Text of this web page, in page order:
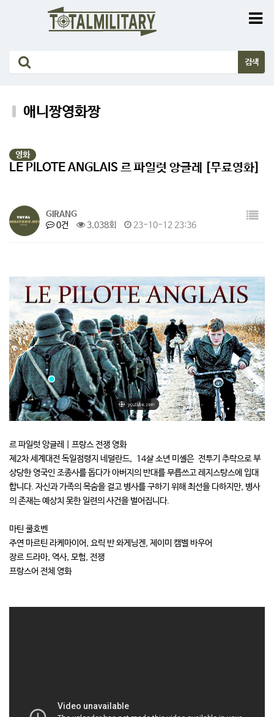
애니짱영화짱
영화
LE PILOTE ANGLAIS 르 파일럿 앙글레 [무료영화]
GIRANG
0건
3,038회 23-10-12 23:36
르 파일럿 앙글레 | 프랑스 전쟁 영화
제2차 세계대전 독일점령지 네덜란드, 14살 소년 미셸은 전투기 추락으로 부
상당한 영국인 조종사를 돕다가 아버지의 반대를 무릅쓰고 레지스탕스에 입대
합니다. 자신과 가족의 목숨을 걸고 병사를 구하기 위해 최선을 다하지만, 병사
의 존재는 예상치 못한 일련의 사건을 벌어집니다.
마틴 쿨호벤
주연 마르틴 라케마이어, 요릭 반 와게닝겐, 제이미 캠벨 바우어
장르 드라마, 역사, 모험, 전쟁
프랑스어 전체 영화